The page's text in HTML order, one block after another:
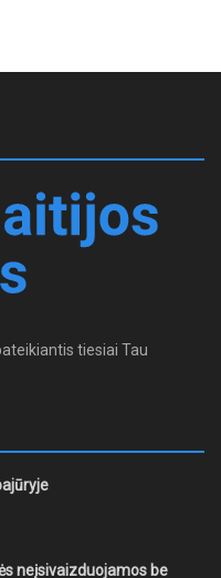
tiesiai Tau
neįsivaizduojamos be